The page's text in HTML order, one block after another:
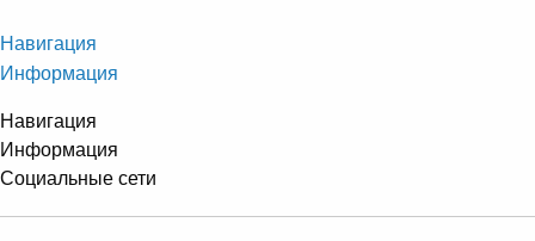
Навигация
Информация
Навигация
Информация
Социальные сети